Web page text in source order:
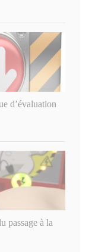
d’évaluation
passage à la